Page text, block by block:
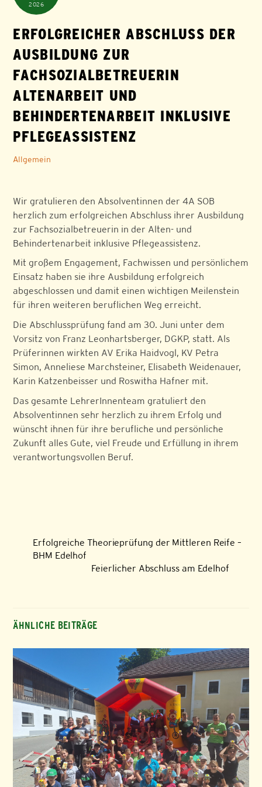
2026
ERFOLGREICHER ABSCHLUSS DER
AUSBILDUNG ZUR
FACHSOZIALBETREUERIN
ALTENARBEIT UND
BEHINDERTENARBEIT INKLUSIVE
PFLEGEASSISTENZ
Allgemein
Wir gratulieren den Absolventinnen der 4A SOB
herzlich zum erfolgreichen Abschluss ihrer Ausbildung
zur Fachsozialbetreuerin in der Alten- und
Behindertenarbeit inklusive Pflegeassistenz.
Mit großem Engagement, Fachwissen und persönlichem
Einsatz haben sie ihre Ausbildung erfolgreich
abgeschlossen und damit einen wichtigen Meilenstein
für ihren weiteren beruflichen Weg erreicht.
Die Abschlussprüfung fand am 30. Juni unter dem
Vorsitz von Franz Leonhartsberger, DGKP, statt. Als
Prüferinnen wirkten AV Erika Haidvogl, KV Petra
Simon, Anneliese Marchsteiner, Elisabeth Weidenauer,
Karin Katzenbeisser und Roswitha Hafner mit.
Das gesamte LehrerInnenteam gratuliert den
Absolventinnen sehr herzlich zu ihrem Erfolg und
wünscht ihnen für ihre berufliche und persönliche
Zukunft alles Gute, viel Freude und Erfüllung in ihrem
verantwortungsvollen Beruf.
Erfolgreiche Theorieprüfung der Mittleren Reife –
BHM Edelhof
Feierlicher Abschluss am Edelhof
ÄHNLICHE BEITRÄGE